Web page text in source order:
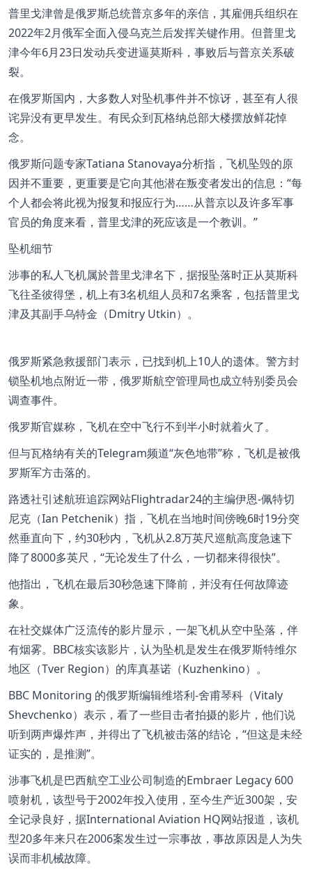
普里戈津曾是俄罗斯总统普京多年的亲信，其雇佣兵组织在
2022年2月俄军全面入侵乌克兰后发挥关键作用。但普里戈
津今年6月23日发动兵变进逼莫斯科，事败后与普京关系破
裂。
在俄罗斯国内，大多数人对坠机事件并不惊讶，甚至有人很
诧异没有更早发生。有民众到瓦格纳总部大楼摆放鲜花悼
念。
俄罗斯问题专家Tatiana Stanovaya分析指，飞机坠毁的原
因并不重要，更重要是它向其他潜在叛变者发出的信息：“每
个人都会将此视为报复和报应行为……从普京以及许多军事
官员的角度来看，普里戈津的死应该是一个教训。”
坠机细节
涉事的私人飞机属於普里戈津名下，据报坠落时正从莫斯科
飞往圣彼得堡，机上有3名机组人员和7名乘客，包括普里戈
津及其副手乌特金（Dmitry Utkin）。
俄罗斯紧急救援部门表示，已找到机上10人的遗体。警方封
锁坠机地点附近一带，俄罗斯航空管理局也成立特别委员会
调查事件。
俄罗斯官媒称，飞机在空中飞行不到半小时就着火了。
但与瓦格纳有关的Telegram频道“灰色地带”称，飞机是被俄
罗斯军方击落的。
路透社引述航班追踪网站Flightradar24的主编伊恩-佩特切
尼克（Ian Petchenik）指，飞机在当地时间傍晚6时19分突
然垂直向下，约30秒内，飞机从2.8万英尺巡航高度急速下
降了8000多英尺，“无论发生了什么，一切都来得很快”。
他指出，飞机在最后30秒急速下降前，并没有任何故障迹
象。
在社交媒体广泛流传的影片显示，一架飞机从空中坠落，伴
有烟雾。BBC核实该影片，认为坠机是发生在俄罗斯特维尔
地区（Tver Region）的库真基诺（Kuzhenkino）。
BBC Monitoring 的俄罗斯编辑维塔利-舍甫琴科（Vitaly
Shevchenko）表示，看了一些目击者拍摄的影片，他们说
听到两声爆炸声，并得出了飞机被击落的结论，“但这是未经
证实的，是推测”。
涉事飞机是巴西航空工业公司制造的Embraer Legacy 600
喷射机，该型号于2002年投入使用，至今生产近300架，安
全记录良好，据International Aviation HQ网站报道，该机
型20多年来只在2006案发生过一宗事故，事故原因是人为失
误而非机械故障。